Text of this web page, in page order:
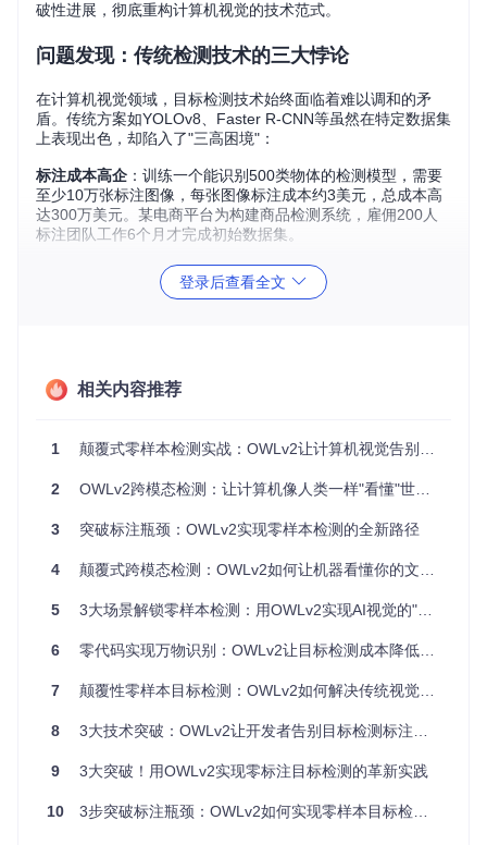
破性进展，彻底重构计算机视觉的技术范式。
问题发现：传统检测技术的三大悖论
在计算机视觉领域，目标检测技术始终面临着难以调和的矛
盾。传统方案如YOLOv8、Faster R-CNN等虽然在特定数据集
上表现出色，却陷入了"三高困境"：
标注成本高企 ：训练一个能识别500类物体的检测模型，需要
至少10万张标注图像，每张图像标注成本约3美元，总成本高
达300万美元。某电商平台为构建商品检测系统，雇佣200人
标注团队工作6个月才完成初始数据集。
：在ImageNet上训练的模型对"长尾类别"识别准
确率骤降70%。某安防公司的人脸识别系统在识别戴口罩人群
加"施工锥"检测类别，整个流程耗时28天，期间发生3起相关
事故。
这些问题的根源在于传统检测模型采用的"闭环学习"范式——
个系统需要重新训练，形成了"标注-训练-部署"的低效循环。
技术突破：OWLv2的双脑协同架构
OWLv2（Open-World Learning Vision v2）通过跨模态注意
这一困局。其创新的双分支架构就像拥有两个大脑的智能体：
现跨模态理解。
OWLv2双分支架构
视觉分支：图像理解的神经密码本
16×16像素的"视觉单词"（patch），通过多层注意力网络提取
上下文，这使得OWLv2在小目标检测上准确率提升40%。核
登录后查看全文
相关内容推荐
1 颠覆式零样本检测实战：OWLv2让计算机视觉告别标注地狱
2 OWLv2跨模态检测：让计算机像人类一样"看懂"世界的革命性突破
3 突破标注瓶颈：OWLv2实现零样本检测的全新路径
4 颠覆式跨模态检测：OWLv2如何让机器看懂你的文字指令
5 3大场景解锁零样本检测：用OWLv2实现AI视觉的"无师自通"
6 零代码实现万物识别：OWLv2让目标检测成本降低90%的技术革命
7 颠覆性零样本目标检测：OWLv2如何解决传统视觉识别的三大行业痛点
8 3大技术突破：OWLv2让开发者告别目标检测标注困境
9 3大突破！用OWLv2实现零标注目标检测的革新实践
10 3步突破标注瓶颈：OWLv2如何实现零样本目标检测革新？